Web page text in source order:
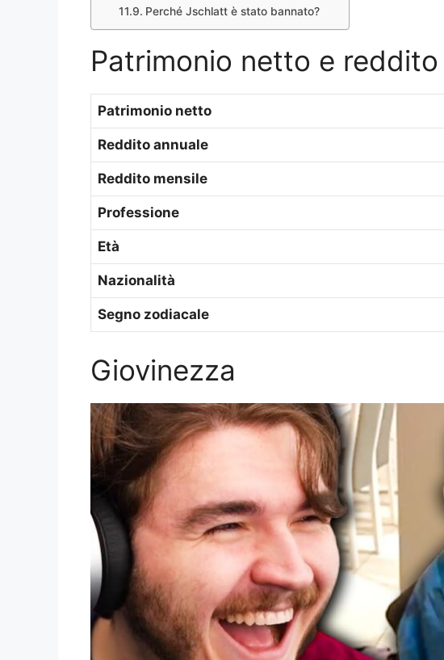
Perché Jschlatt è stato bannato?
Patrimonio netto e
Patrimonio netto
Reddito annuale
Reddito mensile
Professione
Età
Nazionalità
Segno zodiacale
Giovinezza